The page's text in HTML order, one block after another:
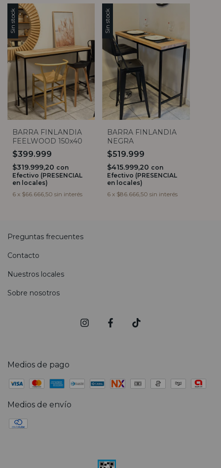
Sin stock
BARRA FINLANDIA
FEELWOOD 150x40
$399.999
$319.999,20 con
Efectivo (PRESENCIAL
en locales)
6 x $66.666,50 sin interés
Sin stock
BARRA FINLANDIA
NEGRA
$519.999
$415.999,20 con
Efectivo (PRESENCIAL
en locales)
6 x $86.666,50 sin interés
Preguntas frecuentes
Contacto
Nuestros locales
Sobre nosotros
Medios de pago
Medios de envío